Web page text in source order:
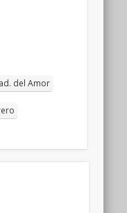
del Amor